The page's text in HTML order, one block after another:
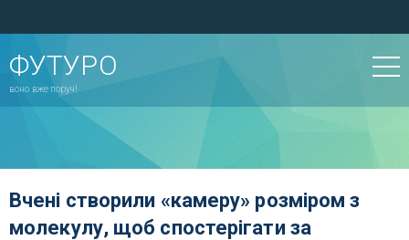
ФУТУРО
воно вже поруч!
Вчені створили «камеру» розміром з
молекулу, щоб спостерігати за